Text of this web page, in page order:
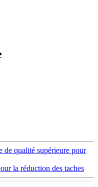
de qualité supérieure pour
la réduction des taches